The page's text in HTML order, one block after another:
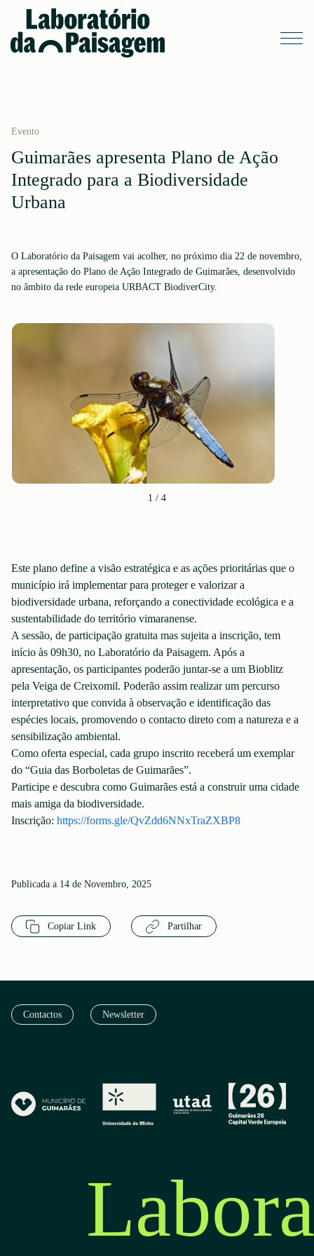
Evento
Guimarães apresenta Plano de Ação
Integrado para a Biodiversidade
Urbana
O Laboratório da Paisagem vai acolher, no próximo dia 22 de novembro,
a apresentação do Plano de Ação Integrado de Guimarães, desenvolvido
no âmbito da rede europeia URBACT BiodiverCity.
1 / 4
Este plano define a visão estratégica e as ações prioritárias que o
município irá implementar para proteger e valorizar a
biodiversidade urbana, reforçando a conectividade ecológica e a
sustentabilidade do território vimaranense.
A sessão, de participação gratuita mas sujeita a inscrição, tem
início às 09h30, no Laboratório da Paisagem. Após a
apresentação, os participantes poderão juntar-se a um Bioblitz
pela Veiga de Creixomil. Poderão assim realizar um percurso
interpretativo que convida à observação e identificação das
espécies locais, promovendo o contacto direto com a natureza e a
sensibilização ambiental.
Como oferta especial, cada grupo inscrito receberá um exemplar
do “Guia das Borboletas de Guimarães”.
Participe e descubra como Guimarães está a construir uma cidade
mais amiga da biodiversidade.
Inscrição: https://forms.gle/QvZdd6NNxTraZXBP8
Publicada a 14 de Novembro, 2025
Copiar Link Partilhar
Contactos Newsletter